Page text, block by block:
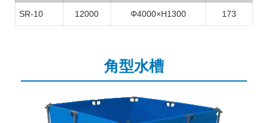
SR-10 12000 Φ4000×H1300 173
角型水槽